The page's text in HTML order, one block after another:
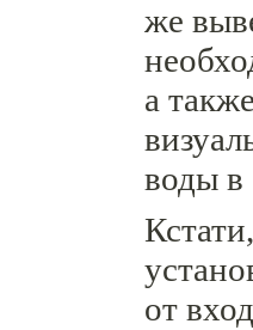
же
а
воды в
от